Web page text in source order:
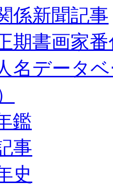
係新聞記事
期書画家
名データ
鑑
事
史